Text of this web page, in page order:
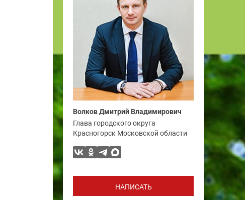
Волков Дмитрий Владимирович
Глава городского округа
Красногорск Московской области
НАПИСАТЬ